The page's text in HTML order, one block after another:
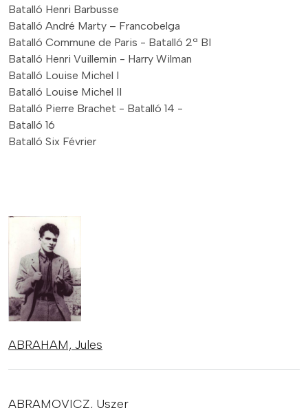
Batalló Henri Barbusse
Batalló André Marty – Francobelga
Batalló Commune de Paris - Batalló 2ª BI
Batalló Henri Vuillemin - Harry Wilman
Batalló Louise Michel I
Batalló Louise Michel II
Batalló Pierre Brachet - Batalló 14 -
Batalló 16
Batalló Six Février
ABRAHAM, Jules
ABRAMOVICZ, Uszer